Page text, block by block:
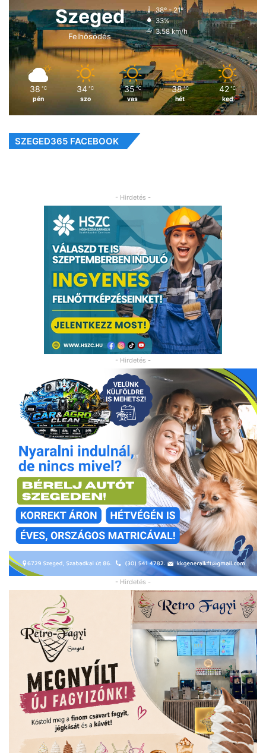
Szeged
Felhősödés
38º - 21º
33%
3.58 km/h
38 ℃
pén
34 ℃
szo
35 ℃
vas
38 ℃
hét
42 ℃
ked
SZEGED365 FACEBOOK
- Hirdetés -
- Hirdetés -
- Hirdetés -